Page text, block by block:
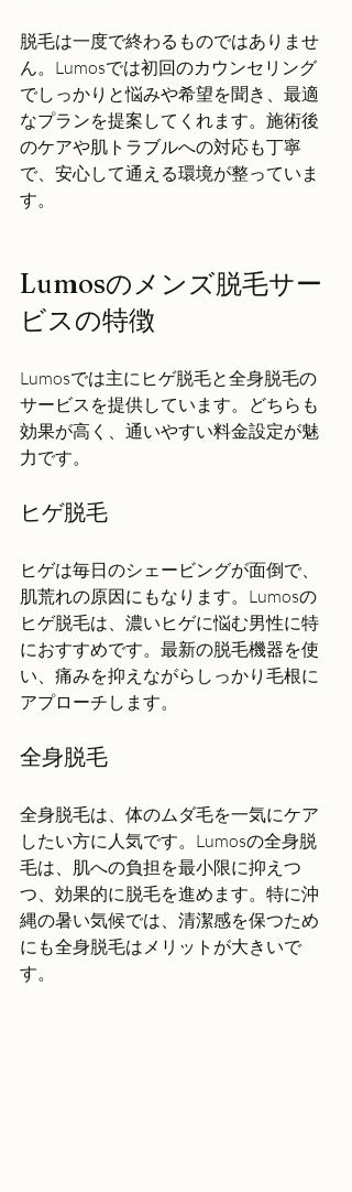
脱毛は一度で終わるものではありませ
ん。Lumosでは初回のカウンセリング
でしっかりと悩みや希望を聞き、最適
なプランを提案してくれます。施術後
のケアや肌トラブルへの対応も丁寧
で、安心して通える環境が整っていま
す。
Lumosのメンズ脱毛サー
ビスの特徴
Lumosでは主にヒゲ脱毛と全身脱毛の
サービスを提供しています。どちらも
効果が高く、通いやすい料金設定が魅
力です。
ヒゲ脱毛
ヒゲは毎日のシェービングが面倒で、
肌荒れの原因にもなります。Lumosの
ヒゲ脱毛は、濃いヒゲに悩む男性に特
におすすめです。最新の脱毛機器を使
い、痛みを抑えながらしっかり毛根に
アプローチします。
全身脱毛
全身脱毛は、体のムダ毛を一気にケア
したい方に人気です。Lumosの全身脱
毛は、肌への負担を最小限に抑えつ
つ、効果的に脱毛を進めます。特に沖
縄の暑い気候では、清潔感を保つため
にも全身脱毛はメリットが大きいで
す。